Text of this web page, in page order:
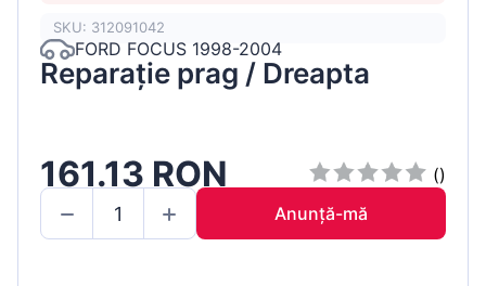
SKU: 312091042
FORD FOCUS 1998-2004
Reparație prag / Dreapta
161.13 RON
()
Anunță-mă